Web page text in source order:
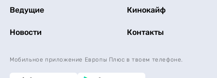
Ведущие Кинокайф
Новости Контакты
Мобильное приложение Европы Плюс в твоем телефоне.